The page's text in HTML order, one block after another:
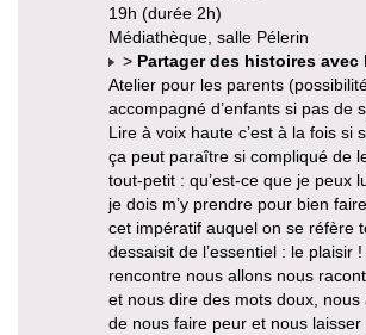
19h (durée 2h)
Médiathèque, salle Pélerin
> Partager des histoires
Atelier pour les parents
accompagné d’enfants si pas de
Lire à voix haute c’est à la fois si
ça peut paraître si compliqué de
tout-petit : qu’est-ce que je peux
je dois m’y prendre pour bien
cet impératif auquel on se réfère
dessaisit de l’essentiel : le plaisir
rencontre nous allons nous
et nous dire des mots doux, nous
de nous faire peur et nous